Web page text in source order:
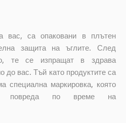
вас, са опаковани в плътен
защита на ъглите. След
те се изпращат в здрава
до вас. Тъй като продуктите са
специална маркировка, която
повреда по време на